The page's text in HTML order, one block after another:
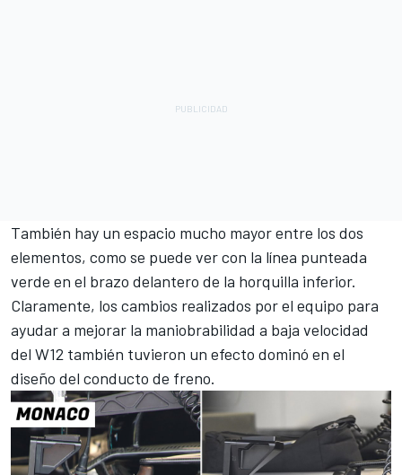
También hay un espacio mucho mayor entre los dos
elementos, como se puede ver con la línea punteada
verde en el brazo delantero de la horquilla inferior.
Claramente, los cambios realizados por el equipo para
ayudar a mejorar la maniobrabilidad a baja velocidad
del W12 también tuvieron un efecto dominó en el
diseño del conducto de freno.